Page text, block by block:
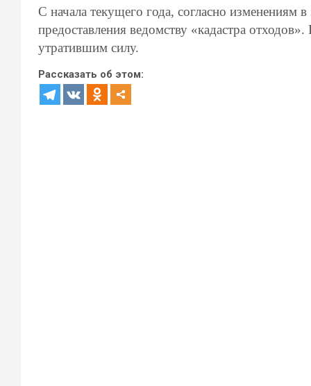
С начала текущего года, согласно изменениям
предоставления ведомству «кадастра
утратившим силу.
Рассказать об этом: